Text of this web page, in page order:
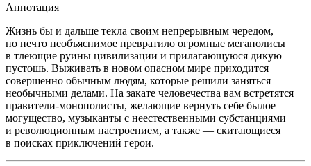
Аннотация
Жизнь бы и дальше текла своим непрерывным чередом,
но нечто необъяснимое превратило огромные мегаполисы
в тлеющие руины цивилизации и прилагающуюся дикую
пустошь. Выживать в новом опасном мире приходится
совершенно обычным людям, которые решили заняться
необычными делами. На закате человечества вам встретятся
правители-монополисты, желающие вернуть себе былое
могущество, музыканты с неестественными субстанциями
и революционным настроением, а также — скитающиеся
в поисках приключений герои.